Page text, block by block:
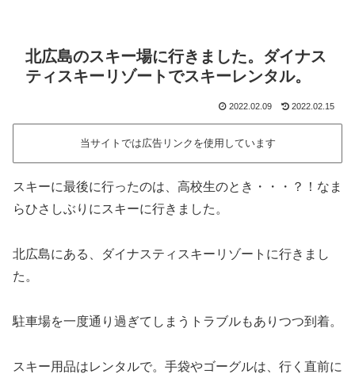
北広島のスキー場に行きました。ダイナス
ティスキーリゾートでスキーレンタル。
2022.02.09 2022.02.15
当サイトでは広告リンクを使用しています
スキーに最後に行ったのは、高校生のとき・・・？！なま
らひさしぶりにスキーに行きました。
北広島にある、ダイナスティスキーリゾートに行きまし
た。
駐車場を一度通り過ぎてしまうトラブルもありつつ到着。
スキー用品はレンタルで。手袋やゴーグルは、行く直前に